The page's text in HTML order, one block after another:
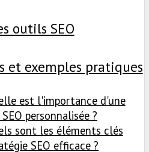
outils SEO
et exemples pratiques
est l'importance d'une
personnalisée ?
sont les éléments clés
SEO efficace ?